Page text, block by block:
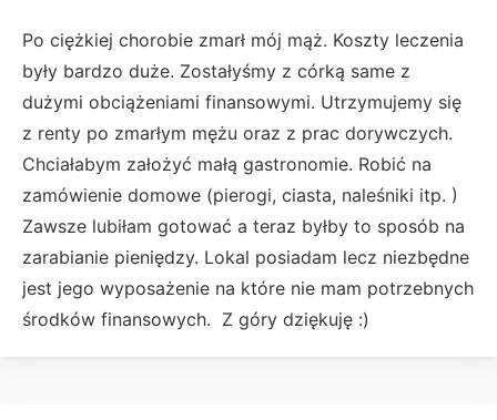
Po ciężkiej chorobie zmarł mój mąż. Koszty leczenia
były bardzo duże. Zostałyśmy z córką same z
dużymi obciążeniami finansowymi. Utrzymujemy się
z renty po zmarłym mężu oraz z prac dorywczych.
Chciałabym założyć małą gastronomie. Robić na
zamówienie domowe (pierogi, ciasta, naleśniki itp. )
Zawsze lubiłam gotować a teraz byłby to sposób na
zarabianie pieniędzy. Lokal posiadam lecz niezbędne
jest jego wyposażenie na które nie mam potrzebnych
środków finansowych. Z góry dziękuję :)